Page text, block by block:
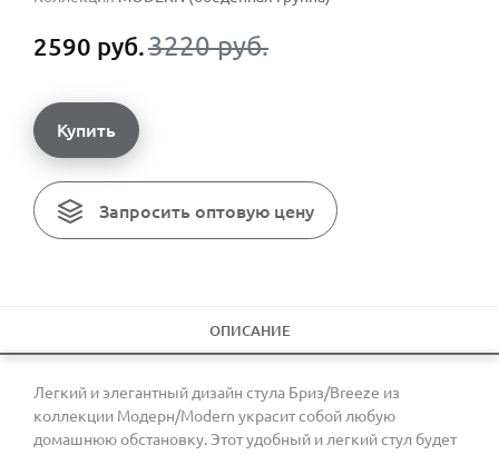
2590 руб.3220 руб.
Купить
Запросить оптовую цену
ОПИСАНИЕ
Легкий и элегантный дизайн стула Бриз/Breeze из
коллекции Модерн/Modern украсит собой любую
домашнюю обстановку. Этот удобный и легкий стул будет